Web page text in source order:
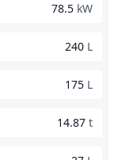
78.5 kW
240 L
175 L
14.87 t